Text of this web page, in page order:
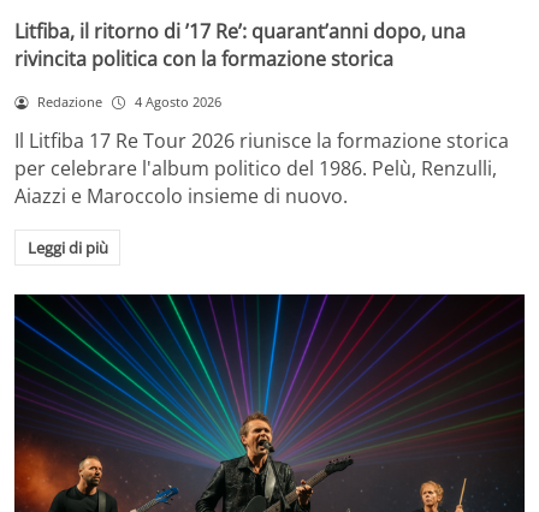
Litfiba, il ritorno di ’17 Re’: quarant’anni dopo, una
rivincita politica con la formazione storica
Redazione 4 Agosto 2026
Il Litfiba 17 Re Tour 2026 riunisce la formazione storica
per celebrare l'album politico del 1986. Pelù, Renzulli,
Aiazzi e Maroccolo insieme di nuovo.
Leggi di più